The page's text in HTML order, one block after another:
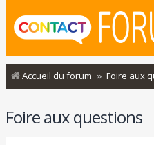
Accueil du forum Foire aux
Foire aux questions